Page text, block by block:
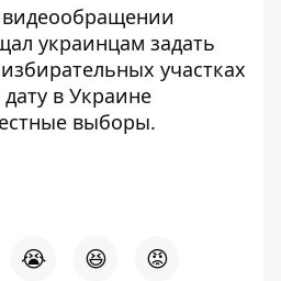
украинцам задать
участках
дату в Украине
выборы.
😭 😆 😡